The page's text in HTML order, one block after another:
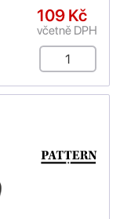
109 Kč
včetně DPH